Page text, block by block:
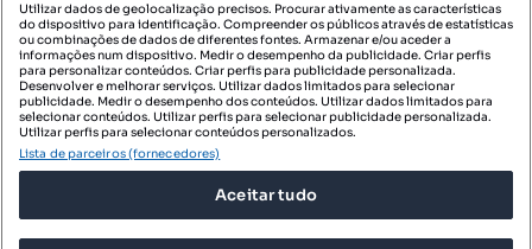
SIGA-NOS:
DESCARREGAR NA:
Utilizar dados de geolocalização precisos. Procurar ativamente as características
do dispositivo para identificação. Compreender os públicos através de estatísticas
ou combinações de dados de diferentes fontes. Armazenar e/ou aceder a
informações num dispositivo. Medir o desempenho da publicidade. Criar perfis
para personalizar conteúdos. Criar perfis para publicidade personalizada.
Desenvolver e melhorar serviços. Utilizar dados limitados para selecionar
publicidade. Medir o desempenho dos conteúdos. Utilizar dados limitados para
selecionar conteúdos. Utilizar perfis para selecionar publicidade personalizada.
Utilizar perfis para selecionar conteúdos personalizados.
Lista de parceiros (fornecedores)
Aceitar tudo